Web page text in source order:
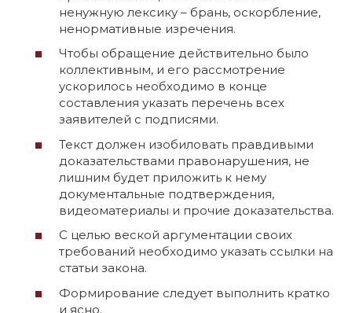
ненужную лексику – брань, оскорбление,
ненормативные изречения.
Чтобы обращение действительно было
коллективным, и его рассмотрение
ускорилось необходимо в конце
составления указать перечень всех
заявителей с подписями.
Текст должен изобиловать правдивыми
доказательствами правонарушения, не
лишним будет приложить к нему
документальные подтверждения,
видеоматериалы и прочие доказательства.
С целью веской аргументации своих
требований необходимо указать ссылки на
статьи закона.
Формирование следует выполнить кратко
и ясно.